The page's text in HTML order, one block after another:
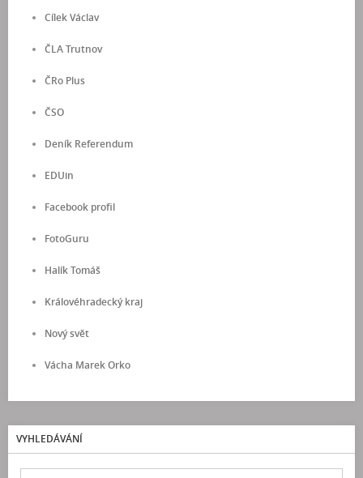
Cílek Václav
ČLA Trutnov
ČRo Plus
ČSO
Deník Referendum
EDUin
Facebook profil
FotoGuru
Halík Tomáš
Královéhradecký kraj
Nový svět
Vácha Marek Orko
VYHLEDÁVÁNÍ